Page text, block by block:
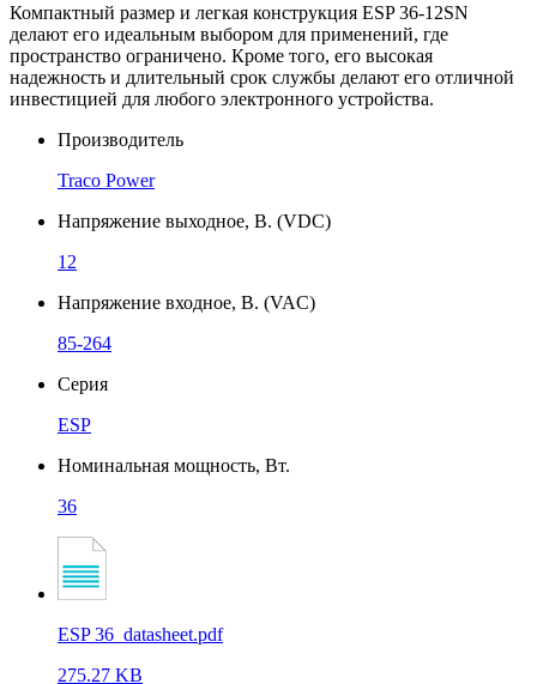
Компактный размер и легкая конструкция ESP 36-12SN
делают его идеальным выбором для применений, где
пространство ограничено. Кроме того, его высокая
надежность и длительный срок службы делают его отличной
инвестицией для любого электронного устройства.
Производитель
Traco Power
Напряжение выходное, В. (VDC)
12
Напряжение входное, В. (VAC)
85-264
Серия
ESP
Номинальная мощность, Вт.
36
ESP 36_datasheet.pdf
275.27 KB